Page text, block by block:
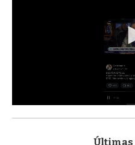
s
Últimas